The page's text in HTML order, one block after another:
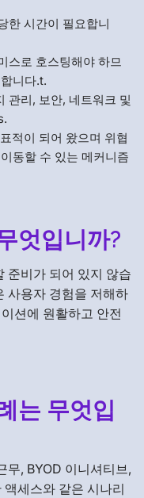
한 시간이 필요합니
스로 호스팅해야 하므
니다.t.
관리, 보안, 네트워크 및
적이 되어 왔으며 위협
동할 수 있는 메커니즘
엇입니까?
준비가 되어 있지 않습
사용자 경험을 저해하
션에 원활하고 안전
는 무엇입
무, BYOD 이니셔티브,
세스와 같은 시나리